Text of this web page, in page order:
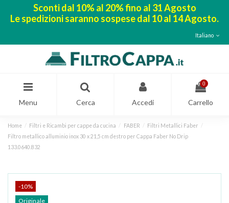
Sconti dal 10% al 20% fino al 31 Agosto
Le spedizioni saranno sospese dal 10 al 14 Agosto.
Italiano
Menu Cerca Accedi
0
Carrello
Home Filtri e Ricambi per cappe da cucina FABER
Filtri Metallici Faber
Filtro metallico alluminio inox 30 x 21,5 cm destro per Cappa Faber No Drip
133.0640.832
-10%
Originale